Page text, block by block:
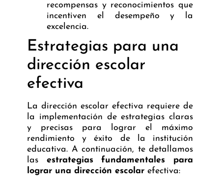
recompensas y reconocimientos que
incentiven el desempeño y la
excelencia.
Estrategias para una
dirección escolar
efectiva
La dirección escolar efectiva requiere de
la implementación de estrategias claras
y precisas para lograr el máximo
rendimiento y éxito de la institución
educativa. A continuación, te detallamos
las estrategias fundamentales para
lograr una dirección escolar efectiva: